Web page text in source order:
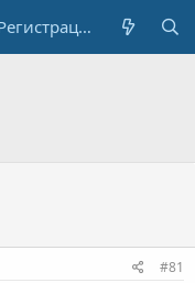
Регистрация
#81